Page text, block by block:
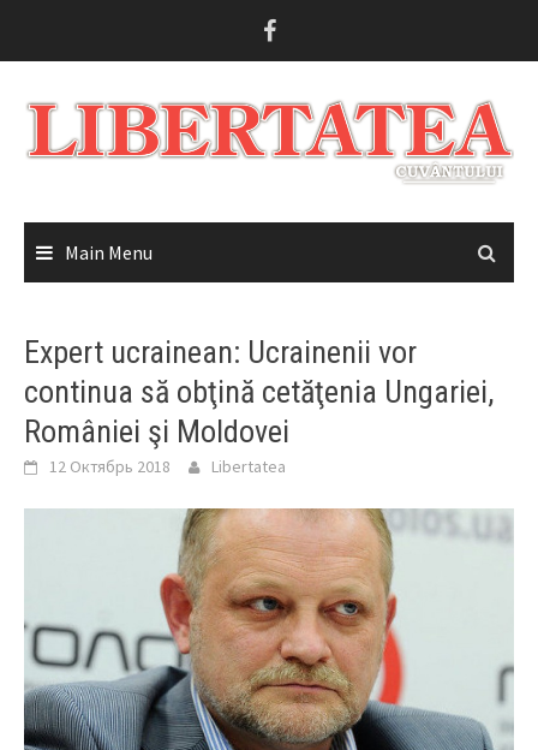
Main Menu
Expert ucrainean: Ucrainenii vor
continua să obţină cetăţenia Ungariei,
României şi Moldovei
12 Октябрь 2018 Libertatea